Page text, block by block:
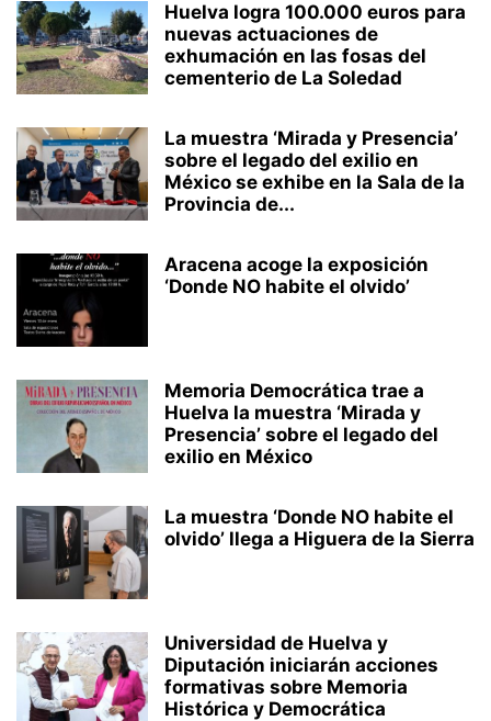
Huelva logra 100.000 euros para
nuevas actuaciones de
exhumación en las fosas del
cementerio de La Soledad
La muestra ‘Mirada y Presencia’
sobre el legado del exilio en
México se exhibe en la Sala de la
Provincia de...
Aracena acoge la exposición
‘Donde NO habite el olvido’
Memoria Democrática trae a
Huelva la muestra ‘Mirada y
Presencia’ sobre el legado del
exilio en México
La muestra ‘Donde NO habite el
olvido’ llega a Higuera de la Sierra
Universidad de Huelva y
Diputación iniciarán acciones
formativas sobre Memoria
Histórica y Democrática